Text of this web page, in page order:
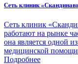
Сеть клиник
Сеть клиник
работают на рынке
она является одной
медицинской
Подробнее